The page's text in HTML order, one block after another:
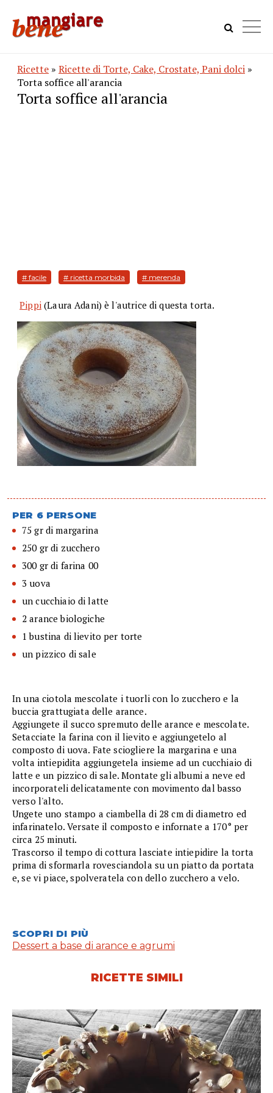
Ricette » Ricette di Torte, Cake, Crostate, Pani dolci »
Torta soffice all'arancia
Torta soffice all'arancia
# facile # ricetta morbida # merenda
Pippi(Laura Adani) è l'autrice di questa torta.
PER 6 PERSONE
75 gr di margarina
250 gr di zucchero
300 gr di farina 00
3 uova
un cucchiaio di latte
2 arance biologiche
1 bustina di lievito per torte
un pizzico di sale
In una ciotola mescolate i tuorli con lo zucchero e la
buccia grattugiata delle arance.
Aggiungete il succo spremuto delle arance e mescolate.
Setacciate la farina con il lievito e aggiungetelo al
composto di uova. Fate sciogliere la margarina e una
volta intiepidita aggiungetela insieme ad un cucchiaio di
latte e un pizzico di sale. Montate gli albumi a neve ed
incorporateli delicatamente con movimento dal basso
verso l'alto.
Ungete uno stampo a ciambella di 28 cm di diametro ed
infarinatelo. Versate il composto e infornate a 170° per
circa 25 minuti.
Trascorso il tempo di cottura lasciate intiepidire la torta
prima di sformarla rovesciandola su un piatto da portata
e, se vi piace, spolveratela con dello zucchero a velo.
SCOPRI DI PIÙ
Dessert a base di arance e agrumi
RICETTE SIMILI